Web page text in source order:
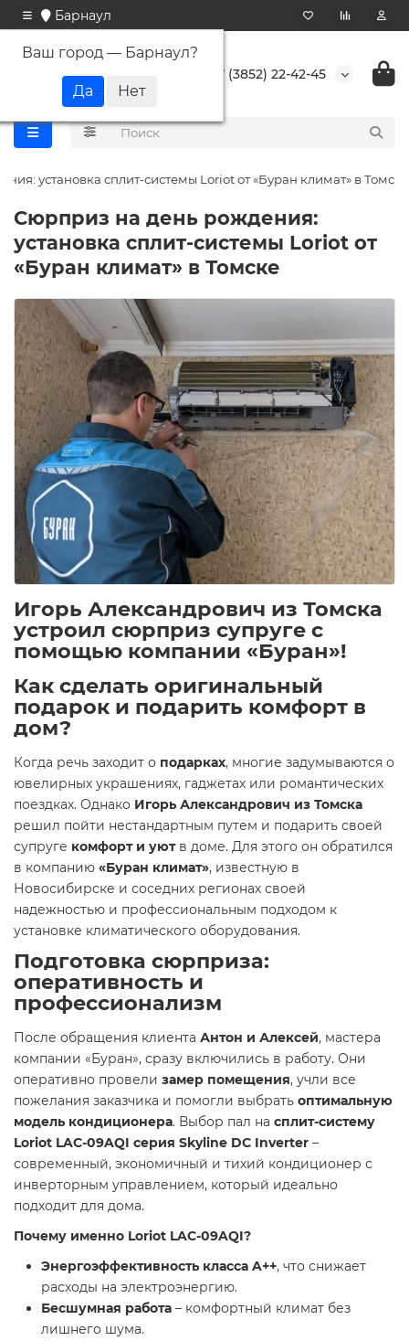
Барнаул
Ваш город — Барнаул?
+7 (3852) 22-42-45
установка сплит-системы Loriot от «Буран климат» в Томске
Сюрприз на день рождения:
установка сплит-системы Loriot от
«Буран климат» в Томске
Игорь Александрович из Томска
устроил сюрприз супруге с
помощью компании «Буран»!
Как сделать оригинальный
подарок и подарить комфорт в
дом?
Когда речь заходит о подарках, многие задумываются о
ювелирных украшениях, гаджетах или романтических
поездках. Однако Игорь Александрович из Томска
решил пойти нестандартным путем и подарить своей
супруге комфорт и уютв доме. Для этого он обратился
в компанию «Буран климат», известную в
Новосибирске и соседних регионах своей
надежностью и профессиональным подходом к
установке климатического оборудования.
Подготовка сюрприза:
оперативность и
профессионализм
После обращения клиента Антон и Алексей, мастера
компании «Буран», сразу включились в работу. Они
оперативно провели замер помещения, учли все
пожелания заказчика и помогли выбрать оптимальную
модель кондиционера. Выбор пал на сплит-систему
Loriot LAC-09AQI серия Skyline DC Inverter –
современный, экономичный и тихий кондиционер с
инверторным управлением, который идеально
подходит для дома.
Почему именно Loriot LAC-09AQI?
Энергоэффективность класса A++, что снижает
расходы на электроэнергию.
Бесшумная работа – комфортный климат без
лишнего шума.